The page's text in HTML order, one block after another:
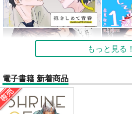
もっと見る！
電子書籍 新着商品